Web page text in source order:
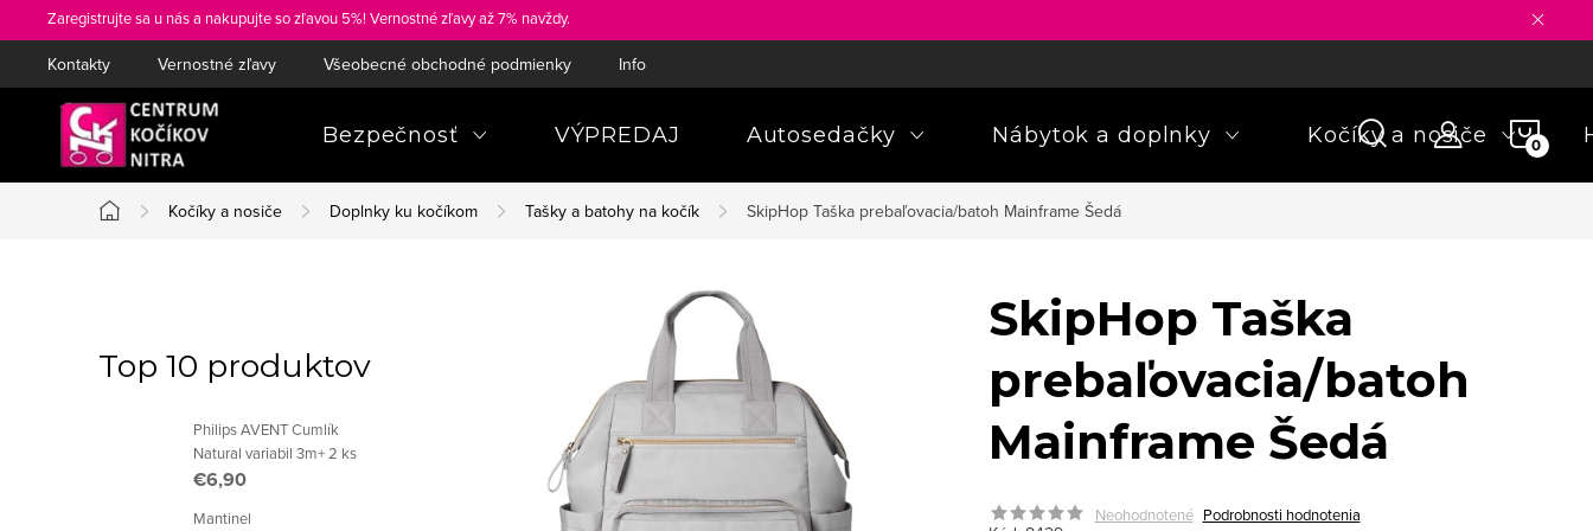
na
Zaregistrujte sa u nás a nakupujte so zľavou 5%! Vernostné zľavy až 7% navždy.
Kontakty Vernostné zľavy Všeobecné obchodné podmienky Informácie a poučenia pre spotrebiteľa
Bezpečnosť VÝPREDAJ Autosedačky Nábytok a doplnky Kočíky a nosiče
Domov
Kočíky a nosiče Doplnky ku kočíkom Tašky a batohy na kočík SkipHop Taška prebaľovacia/batoh Mainframe Šedá
o
Top 10 produktov
Philips AVENT Cumlík
Natural variabil 3m+ 2 ks
€6,90
Mantinel
SkipHop Taška
prebaľovacia/batoh
Mainframe Šedá
Neohodnotené Podrobnosti hodnotenia